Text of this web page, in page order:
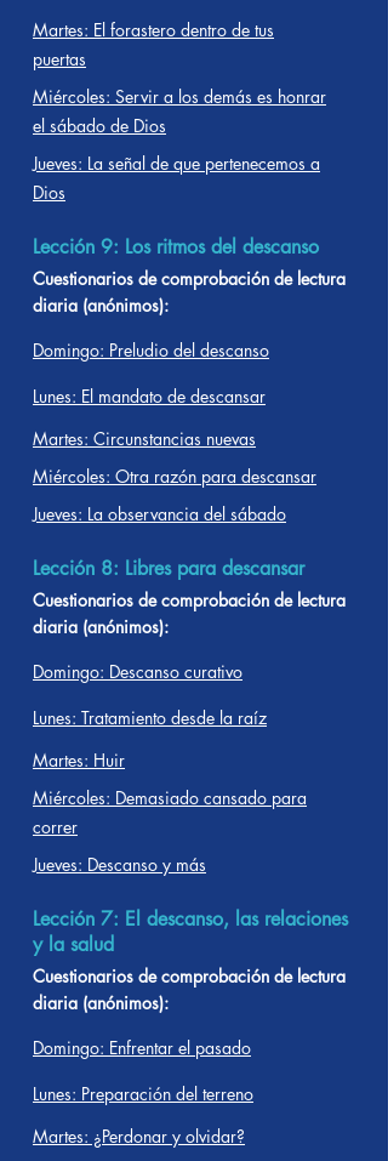
Martes: El forastero dentro de tus
puertas
Miércoles: Servir a los demás es honrar
el sábado de Dios
Jueves: La señal de que pertenecemos a
Dios
Lección 9: Los ritmos del descanso
Cuestionarios de comprobación de lectura
diaria (anónimos):
Domingo: Preludio del descanso
Lunes: El mandato de descansar
Martes: Circunstancias nuevas
Miércoles: Otra razón para descansar
Jueves: La observancia del sábado
Lección 8: Libres para descansar
Cuestionarios de comprobación de lectura
diaria (anónimos):
Domingo: Descanso curativo
Lunes: Tratamiento desde la raíz
Martes: Huir
Miércoles: Demasiado cansado para
correr
Jueves: Descanso y más
Lección 7: El descanso, las relaciones
y la salud
Cuestionarios de comprobación de lectura
diaria (anónimos):
Domingo: Enfrentar el pasado
Lunes: Preparación del terreno
Martes: ¿Perdonar y olvidar?